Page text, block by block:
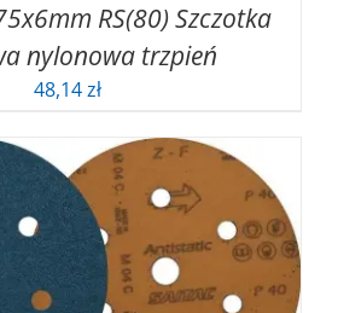
RS(80) Szczotka
nylonowa trzpień
48,14zł